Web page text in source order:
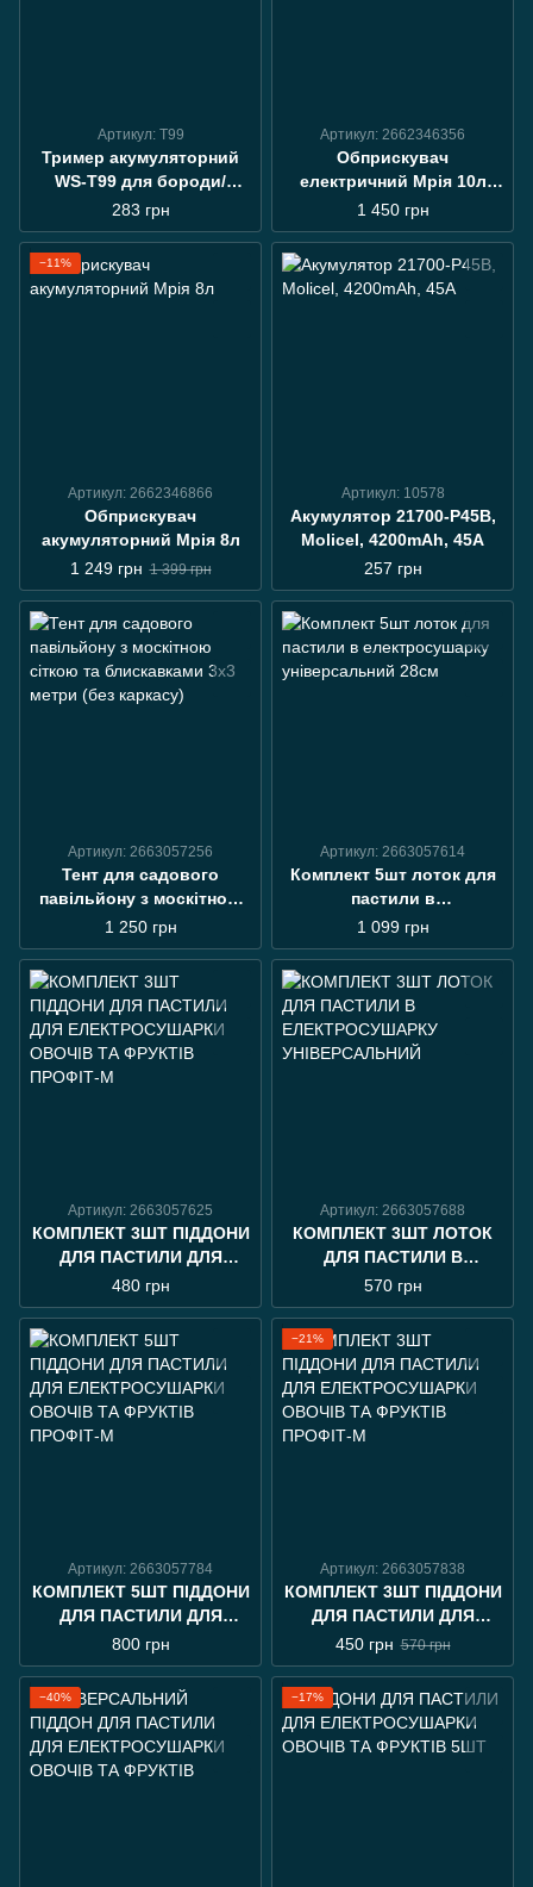
Артикул: Т99
Тример акумуляторний
WS-Т99 для бороди/
стрижки волосся/гоління
(WS-T99)
283 грн
Артикул: 2662346356
Обприскувач
електричний Мрія 10л
акумуляторний
1 450 грн
−11%
Артикул: 2662346866
Обприскувач
акумуляторний Мрія 8л
1 249 грн 1 399 грн
Артикул: 10578
Акумулятор 21700-Р45B,
Molicel, 4200mAh, 45A
257 грн
Артикул: 2663057256
Тент для садового
павільйону з москітною
сіткою та блискавками
3х3 метри (без каркасу)
1 250 грн
Артикул: 2663057614
Комплект 5шт лоток для
пастили в
електросушарку
універсальний 28см
1 099 грн
Артикул: 2663057625
КОМПЛЕКТ 3ШТ ПІДДОНИ
ДЛЯ ПАСТИЛИ ДЛЯ
ЕЛЕКТРОСУШАРКИ
ОВОЧІВ ТА ФРУКТІВ
480 грн
Артикул: 2663057688
КОМПЛЕКТ 3ШТ ЛОТОК
ДЛЯ ПАСТИЛИ В
ЕЛЕКТРОСУШАРКУ
УНІВЕРСАЛЬНИЙ
570 грн
Артикул: 2663057784
КОМПЛЕКТ 5ШТ ПІДДОНИ
ДЛЯ ПАСТИЛИ ДЛЯ
ЕЛЕКТРОСУШАРКИ
ОВОЧІВ ТА ФРУКТІВ
ПРОФІТ-М
800 грн
−21%
Артикул: 2663057838
КОМПЛЕКТ 3ШТ ПІДДОНИ
ДЛЯ ПАСТИЛИ ДЛЯ
ЕЛЕКТРОСУШАРКИ
ОВОЧІВ ТА ФРУКТІВ
450 грн 570 грн
−40% −17%